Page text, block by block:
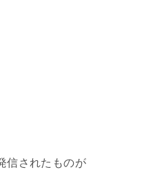
信されたものが